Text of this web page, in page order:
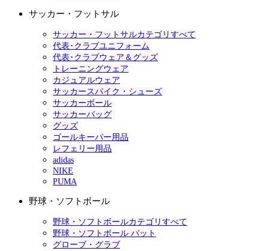
サッカー・フットサル
サッカー・フットサルカテゴリすべて
代表･クラブユニフォーム
代表･クラブウェア＆グッズ
トレーニングウェア
カジュアルウェア
サッカースパイク・シューズ
サッカーボール
サッカーバッグ
グッズ
ゴールキーパー用品
レフェリー用品
adidas
NIKE
PUMA
野球・ソフトボール
野球・ソフトボールカテゴリすべて
野球・ソフトボール バット
グローブ・グラブ